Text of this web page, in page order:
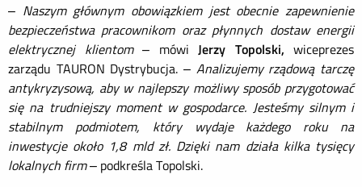
– Naszym głównym obowiązkiem jest obecnie zapewnienie
bezpieczeństwa pracownikom oraz płynnych dostaw energii
elektrycznej klientom– mówi Jerzy Topolski, wiceprezes
zarządu TAURON Dystrybucja. – Analizujemy rządową tarczę
antykryzysową, aby w najlepszy możliwy sposób przygotować
się na trudniejszy moment w gospodarce. Jesteśmy silnym i
stabilnym podmiotem, który wydaje każdego roku na
inwestycje około 1,8 mld zł. Dzięki nam działa kilka tysięcy
lokalnych firm– podkreśla Topolski.